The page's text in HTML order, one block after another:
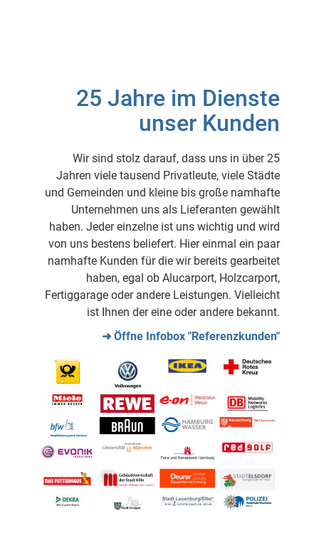
25 Jahre im Dienste
unser Kunden
Wir sind stolz darauf, dass uns in über 25
Jahren viele tausend Privatleute, viele Städte
und Gemeinden und kleine bis große namhafte
Unternehmen uns als Lieferanten gewählt
haben. Jeder einzelne ist uns wichtig und wird
von uns bestens beliefert. Hier einmal ein paar
namhafte Kunden für die wir bereits gearbeitet
haben, egal ob Alucarport, Holzcarport,
Fertiggarage oder andere Leistungen. Vielleicht
ist Ihnen der eine oder andere bekannt.
➜ Öffne Infobox "Referenzkunden"